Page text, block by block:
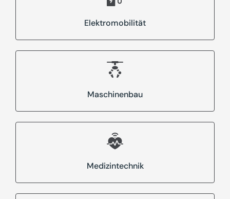
Elektromobilität
Maschinenbau
Medizintechnik